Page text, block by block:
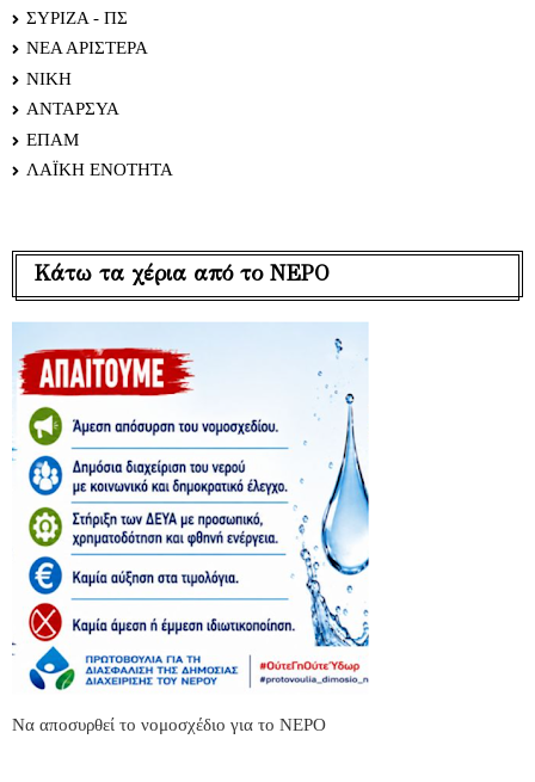
ΣΥΡΙΖΑ - ΠΣ
ΝΕΑ ΑΡΙΣΤΕΡΑ
ΝΙΚΗ
ΑΝΤΑΡΣΥΑ
ΕΠΑΜ
ΛΑΪΚΗ ΕΝΟΤΗΤΑ
Κάτω τα χέρια από το ΝΕΡΟ
Να αποσυρθεί το νομοσχέδιο για το ΝΕΡΟ